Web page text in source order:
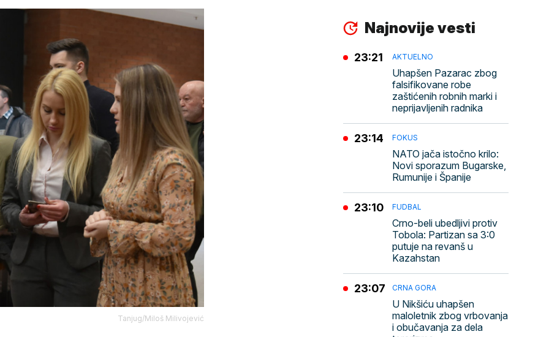
Tanjug/Miloš Milivojević
Najnovije vesti
AKTUELNO
Uhapšen Pazarac zbog
falsifikovane robe
zaštićenih robnih marki i
neprijavljenih radnika
23:21
FOKUS
NATO jača istočno krilo:
Novi sporazum Bugarske,
Rumunije i Španije
23:14
FUDBAL
Crno-beli ubedljivi protiv
Tobola: Partizan sa 3:0
putuje na revanš u
Kazahstan
23:10
CRNA GORA
U Nikšiću uhapšen
maloletnik zbog vrbovanja
i obučavanja za dela
23:07